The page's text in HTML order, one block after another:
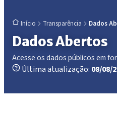
Início Transparência Dados
Dados Abertos
Acesse os dados públicos em
Última atualização: 08/08/